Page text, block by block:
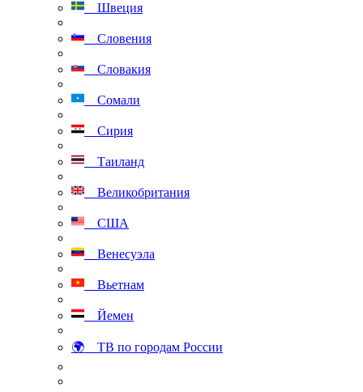
Швеция
Словения
Словакия
Сомали
Сирия
Таиланд
Великобритания
США
Венесуэла
Вьетнам
Йемен
🌍 ТВ по городам России